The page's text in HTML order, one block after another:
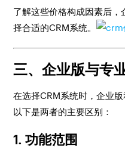
了解这些价格构成因素后
择合适的CRM系统。
三、企业版与专
在选择CRM系统时，企业
以下是两者的主要区别：
1. 功能范围